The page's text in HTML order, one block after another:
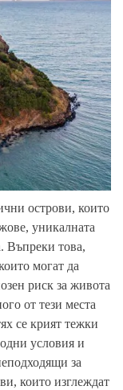
острови, които
уникалната
Въпреки това,
могат да
риск за живота
от тези места
се крият тежки
условия и
за
които изглеждат